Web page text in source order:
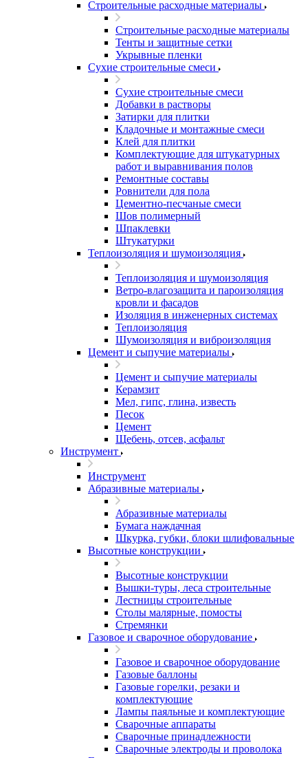
Строительные расходные материалы
Строительные расходные материалы
Тенты и защитные сетки
Укрывные пленки
Сухие строительные смеси
Сухие строительные смеси
Добавки в растворы
Затирки для плитки
Кладочные и монтажные смеси
Клей для плитки
Комплектующие для штукатурных
работ и выравнивания полов
Ремонтные составы
Ровнители для пола
Цементно-песчаные смеси
Шов полимерный
Шпаклевки
Штукатурки
Теплоизоляция и шумоизоляция
Теплоизоляция и шумоизоляция
Ветро-влагозащита и пароизоляция
кровли и фасадов
Изоляция в инженерных системах
Теплоизоляция
Шумоизоляция и виброизоляция
Цемент и сыпучие материалы
Цемент и сыпучие материалы
Керамзит
Мел, гипс, глина, известь
Песок
Цемент
Щебень, отсев, асфальт
Инструмент
Инструмент
Абразивные материалы
Абразивные материалы
Бумага наждачная
Шкурка, губки, блоки шлифовальные
Высотные конструкции
Высотные конструкции
Вышки-туры, леса строительные
Лестницы строительные
Столы малярные, помосты
Стремянки
Газовое и сварочное оборудование
Газовое и сварочное оборудование
Газовые баллоны
Газовые горелки, резаки и
комплектующие
Лампы паяльные и комплектующие
Сварочные аппараты
Сварочные принадлежности
Сварочные электроды и проволока